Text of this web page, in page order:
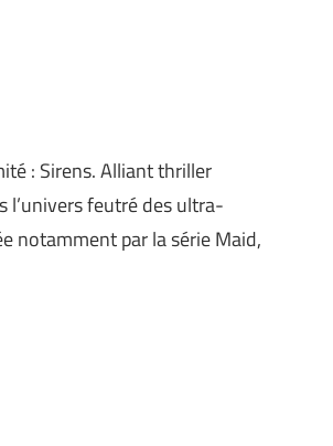
: Sirens. Alliant thriller
l’univers feutré des ultra-
notamment par la série Maid,